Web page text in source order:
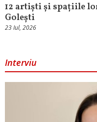
12 artiști și spațiile
Golești
23 Iul, 2026
Interviu